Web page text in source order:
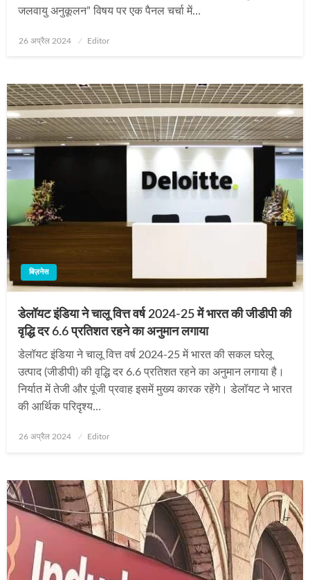
जलवायु अनुकूलन” विषय पर एक पैनल चर्चा में…
Posted
26 अप्रैल 2024 Editor
बिज़नेस
डेलॉयट इंडिया ने चालू वित्त वर्ष 2024-25 में भारत की जीडीपी की
वृद्धि दर 6.6 प्रतिशत रहने का अनुमान लगाया
डेलॉयट इंडिया ने चालू वित्त वर्ष 2024-25 में भारत की सकल घरेलू
उत्पाद (जीडीपी) की वृद्धि दर 6.6 प्रतिशत रहने का अनुमान लगाया है।
निर्यात में तेजी और पूंजी प्रवाह इसमें मुख्य कारक रहेंगे। डेलॉयट ने भारत
की आर्थिक परिदृश्य…
Posted
26 अप्रैल 2024 Editor